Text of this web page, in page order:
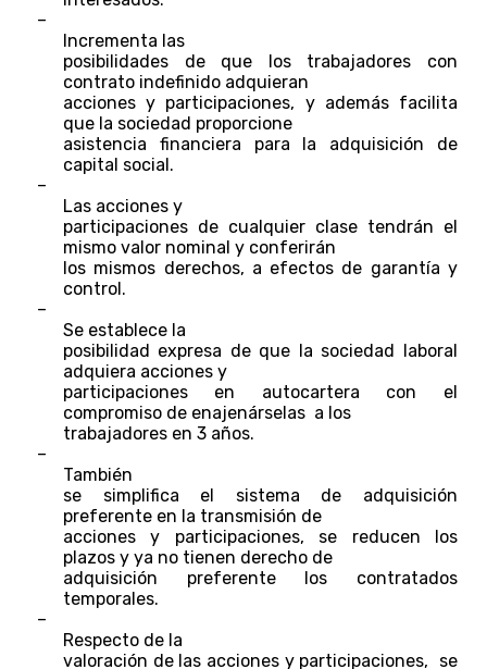
–
Incrementa las
posibilidades de que los trabajadores con
contrato indefinido adquieran
acciones y participaciones, y además facilita
que la sociedad proporcione
asistencia financiera para la adquisición de
capital social.
–
Las acciones y
participaciones de cualquier clase tendrán el
mismo valor nominal y conferirán
los mismos derechos, a efectos de garantía y
control.
–
Se establece la
posibilidad expresa de que la sociedad laboral
adquiera acciones y
participaciones en autocartera con el
compromiso de enajenárselas a los
trabajadores en 3 años.
–
También
se simplifica el sistema de adquisición
preferente en la transmisión de
acciones y participaciones, se reducen los
plazos y ya no tienen derecho de
adquisición preferente los contratados
temporales.
–
Respecto de la
valoración de las acciones y participaciones, se